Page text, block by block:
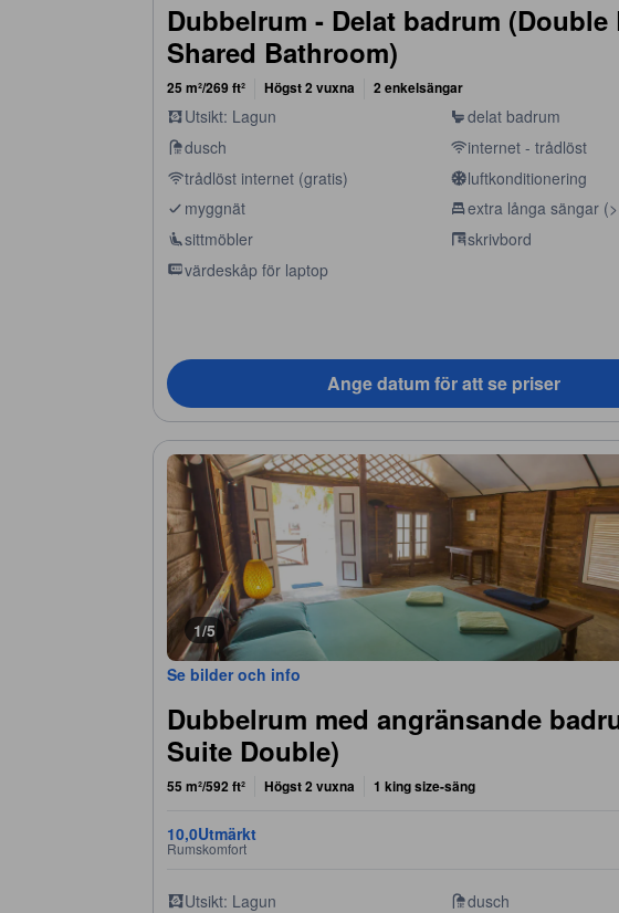
Dubbelrum - Delat badrum (Double
Shared Bathroom)
25 m²/269 ft² Högst 2 vuxna 2 enkelsängar
Utsikt: Lagun delat badrum
dusch internet - trådlöst
trådlöst internet (gratis) luftkonditionering
myggnät extra långa sängar
sittmöbler skrivbord
värdeskåp för laptop
Ange datum för att se priser
1/5
Se bilder och info
Dubbelrum med angränsande
Suite Double)
55 m²/592 ft² Högst 2 vuxna 1 king size-säng
10,0Utmärkt
Rumskomfort
Utsikt: Lagun dusch